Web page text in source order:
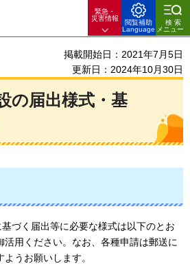
緊急・
災害情報
閲覧補助
Language
検索
メニュー
掲載開始日：2021年7月5日
更新日：2024年10月30日
の届出様式・基
づく届出等に必要な様式は以下のとお
活用ください。なお、各種申請は郵送に
うお願いします。